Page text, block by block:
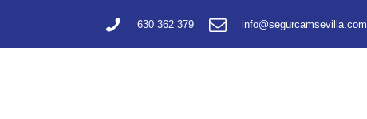
630 362 379 info@segurcamsevilla.com